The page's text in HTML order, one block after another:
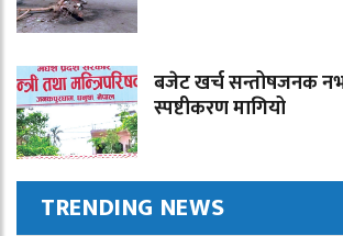
बजेट खर्च सन्तोषजनक
स्पष्टीकरण मागियो
TRENDING NEWS